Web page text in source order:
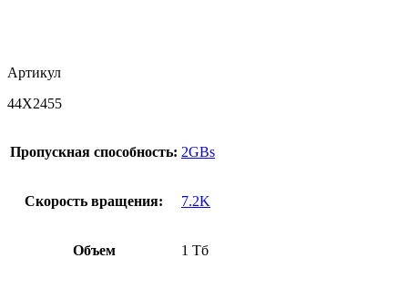
Артикул
44X2455
Пропускная способность: 2GBs
Скорость вращения: 7.2K
Объем 1 Тб